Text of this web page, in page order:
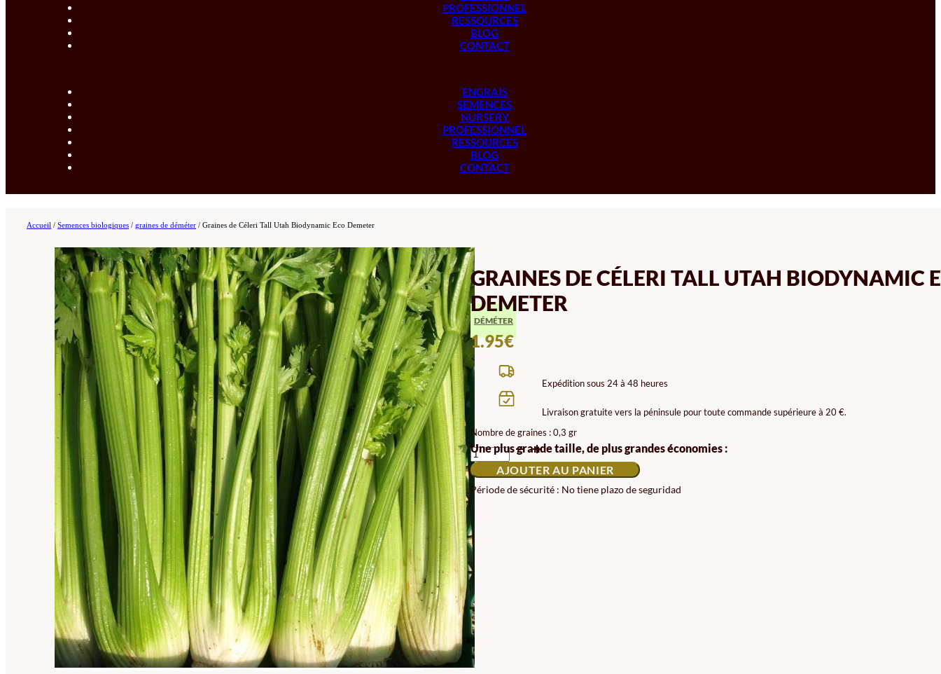
PROFESSIONNEL
RESSOURCES
BLOG
CONTACT
ENGRAIS
SEMENCES
NURSERY
PROFESSIONNEL
RESSOURCES
BLOG
CONTACT
Accueil / Semences biologiques / graines de déméter / Graines de Céleri Tall Utah Biodynamic Eco Demeter
GRAINES DE CÉLERI TALL UTAH BIODYNAMIC
DEMETER
DÉMÉTER
1.95€
Expédition sous 24 à 48 heures
Livraison gratuite vers la péninsule pour toute commande supérieure à 20 €.
Nombre de graines : 0,3 gr
Une plus grande taille, de plus grandes économies :
QUANTITÉ
DE
GRAINES
DE
CÉLERI
BIODYNAMIC
ECO
DEMETER
AJOUTER AU PANIER
Période de sécurité : No tiene plazo de seguridad